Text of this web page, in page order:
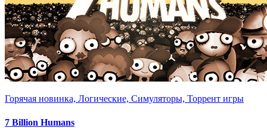
Горячая новинка, Логические, Симуляторы, Торрент игры
7 Billion Humans